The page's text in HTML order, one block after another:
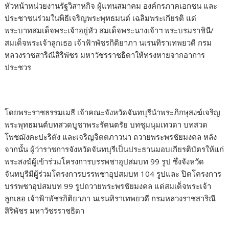
หัวหน้าหน่วยงานรัฐวิสาหกิจ ผู้แทนสมาคม องค์กรภาคเอกชน และ
ประชาชนร่วมในพิธีเจริญพระพุทธมนต์ เฉลิมพระเกียรติ แด่
พระบาทสมเด็จพระเจ้าอยู่หัว สมเด็จพระนางเจ้าฯ พระบรมราชินี/
สมเด็จพระเจ้าลูกเธอ เจ้าฟ้าพัชรกิติยาภา นเรนทิราเทพยวดี กรม
หลวงราชสาริณีสิริพัชร มหาวัชรราชธิดาให้ทรงหายจากอาการ
ประชวร
โดยพระราชธรรมเมธี เจ้าคณะจังหวัดจันทบุรีนำพระภิกษุสงฆ์เจริญ
พระพุทธมนต์บทสวดบูชาพระรัตนตรัย บทชุมนุมเทวดา บทสวด
โพชฌังคะปะริตัง และเจริญจิตตภาวนา ถวายพระพรชัยมงคล หลัง
จากนั้น ผู้ว่าราชการจังหวัดจันทบุรีเป็นประธานมอบเกียรติบัตรให้แก่
พระสงฆ์ผู้เข้าร่วมโครงการบรรพชาอุปสมบท 99 รูป ซึ่งจังหวัด
จันทบุรีมีผู้ร่วมโครงการบรรพชาอุปสมบท 104 รูปและ ปิดโครงการ
บรรพชาอุปสมบท 99 รูปถวายพระพรชัยมงคล แด่สมเด็จพระเจ้า
ลูกเธอ เจ้าฟ้าพัชรกิติยาภา นเรนทิราเทพยวดี กรมหลวงราชสาริณี
สิริพัชร มหาวัชรราชธิดา